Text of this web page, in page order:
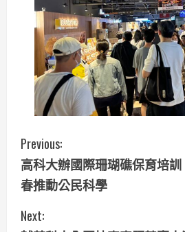
C
o
n
Previous:
高科大辦國際珊瑚礁保育培
春推動公民科學
Next: